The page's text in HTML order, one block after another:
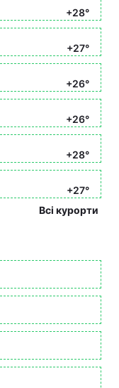
+28°
+27°
+26°
+26°
+28°
+27°
Всі курорти